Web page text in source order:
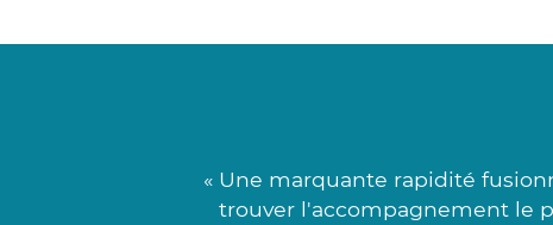
« Une marquante rapidité
trouver l'accompagnement le